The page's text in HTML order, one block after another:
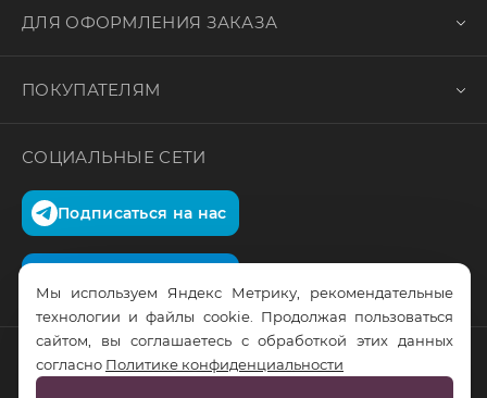
ДЛЯ ОФОРМЛЕНИЯ ЗАКАЗА
ПОКУПАТЕЛЯМ
СОЦИАЛЬНЫЕ СЕТИ
Подписаться на нас
© RusTrus. 2011-2026. Все права защищены
Мы используем Яндекс Метрику, рекомендательные
технологии и файлы cookie. Продолжая пользоваться
сайтом, вы соглашаетесь с обработкой этих данных
согласно Политике конфиденциальности